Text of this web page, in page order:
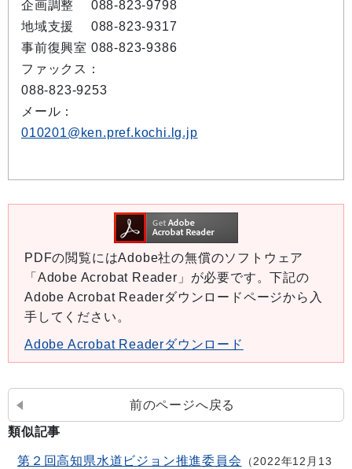
企画調整 088-823-9798
地域支援 088-823-9317
事前復興室 088-823-9386
ファックス：
088-823-9253
メール：
010201@ken.pref.kochi.lg.jp
PDFの閲覧にはAdobe社の無償のソフトウェア
「Adobe Acrobat Reader」が必要です。下記の
Adobe Acrobat Readerダウンロードページから入
手してください。
Adobe Acrobat Readerダウンロード
前のページへ戻る
類似記事
第２回高知県水道ビジョン推進委員会
2022年12月13